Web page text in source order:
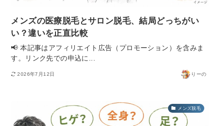
メンズの医療脱毛とサロン脱毛、結局どっちがい
い？違いを正直比較
📢 本記事はアフィリエイト広告（プロモーション）を含みま
す。リンク先での申込に...
2026年7月12日 りーの
メンズ脱毛